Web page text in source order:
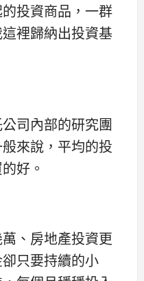
投資商品，一群
裡歸納出投資基
司內部的研究團
來說，平均的投
好。
、房地產投資更
只要持續的小